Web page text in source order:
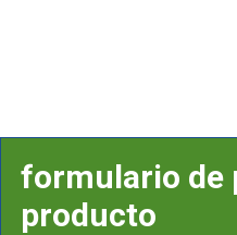
formulario de
producto